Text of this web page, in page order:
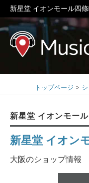
新星堂 イオンモール四
トップページ
新星堂 イオンモー
新星堂 イオン
大阪のショップ情報